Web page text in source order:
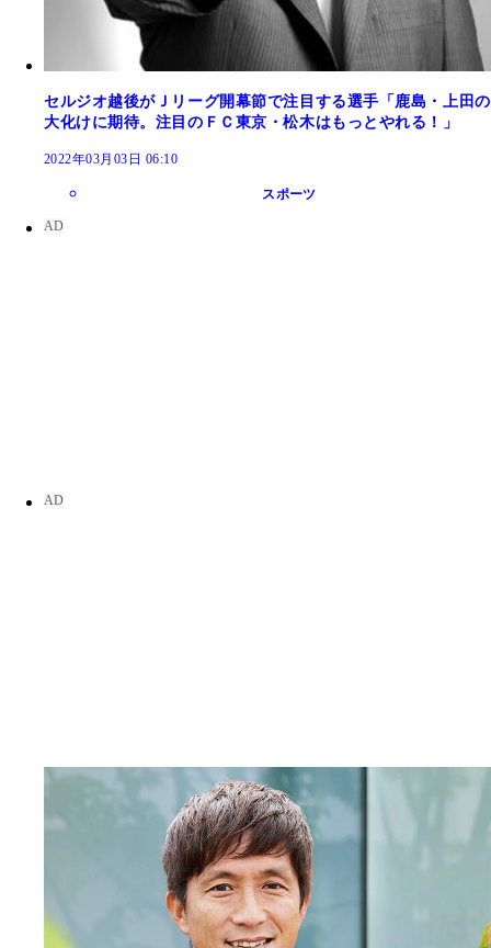
セルジオ越後がＪリーグ開幕節で注目する選手「鹿島・上田の
大化けに期待。注目のＦＣ東京・松木はもっとやれる！」
2022年03月03日 06:10
スポーツ